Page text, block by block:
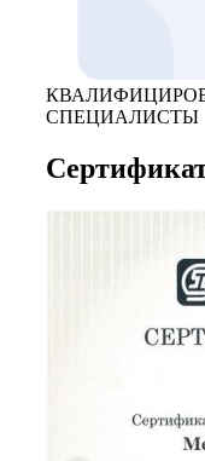
СПЕЦИАЛИСТЫ